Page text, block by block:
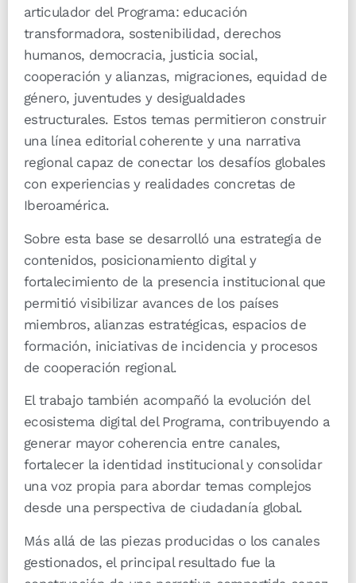
articulador del Programa: educación
transformadora, sostenibilidad, derechos
humanos, democracia, justicia social,
cooperación y alianzas, migraciones, equidad de
género, juventudes y desigualdades
estructurales. Estos temas permitieron construir
una línea editorial coherente y una narrativa
regional capaz de conectar los desafíos globales
con experiencias y realidades concretas de
Iberoamérica.
Sobre esta base se desarrolló una estrategia de
contenidos, posicionamiento digital y
fortalecimiento de la presencia institucional que
permitió visibilizar avances de los países
miembros, alianzas estratégicas, espacios de
formación, iniciativas de incidencia y procesos
de cooperación regional.
El trabajo también acompañó la evolución del
ecosistema digital del Programa, contribuyendo a
generar mayor coherencia entre canales,
fortalecer la identidad institucional y consolidar
una voz propia para abordar temas complejos
desde una perspectiva de ciudadanía global.
Más allá de las piezas producidas o los canales
gestionados, el principal resultado fue la